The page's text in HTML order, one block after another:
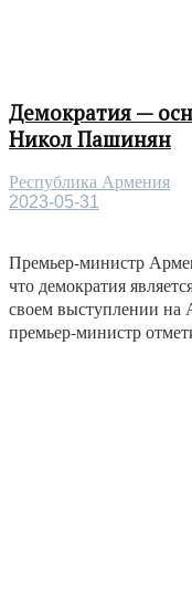
Демократия —
Никол Пашинян
Республика Армения
2023-05-31
Премьер-министр
что демократия
своем выступлении на
премьер-министр